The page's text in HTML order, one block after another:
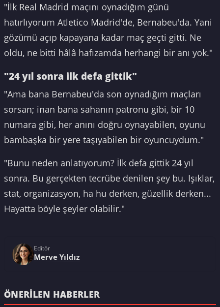
"İlk Real Madrid maçını oynadığım günü
hatırlıyorum Atletico Madrid'de, Bernabeu'da. Yani
gözümü açıp kapayana kadar maç geçti gitti. Ne
oldu, ne bitti hâlâ hafızamda herhangi bir anı yok."
"24 yıl sonra ilk defa gittik"
"Ama bana Bernabeu'da son oynadığım maçları
sorsan; inan bana sahanın patronu gibi, bir 10
numara gibi, her anını doğru oynayabilen, oyunu
bambaşka bir yere taşıyabilen bir oyuncuydum."
"Bunu neden anlatıyorum? İlk defa gittik 24 yıl
sonra. Bu gerçekten tecrübe denilen şey bu. Işıklar,
stat, organizasyon, ha hu derken, güzellik derken...
Hayatta böyle şeyler olabilir."
Editör
Merve Yıldız
ÖNERILEN HABERLER